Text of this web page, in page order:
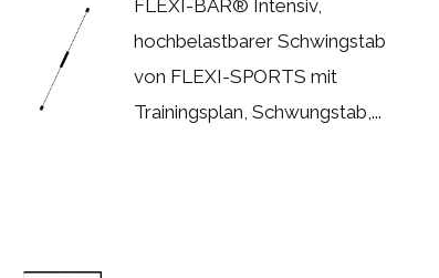
FLEXI-BAR® Intensiv,
hochbelastbarer Schwingstab
von FLEXI-SPORTS mit
Trainingsplan, Schwungstab,...